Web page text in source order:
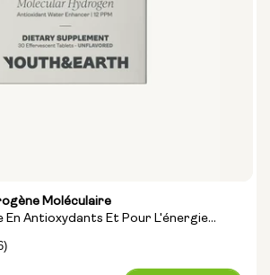
Moléculaire
En Antioxydants Et Pour L'énergie